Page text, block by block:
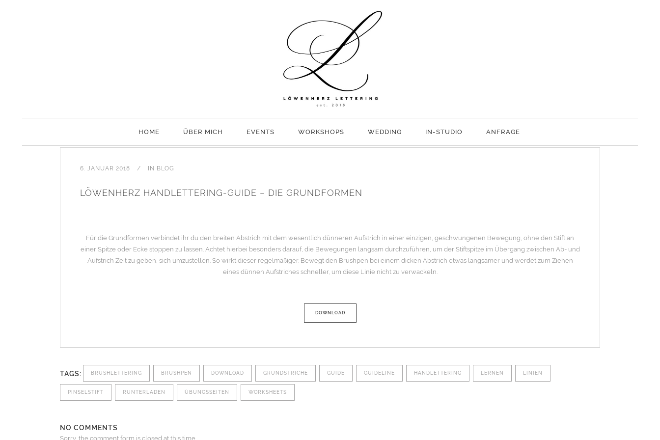
HOME ÜBER MICH EVENTS WORKSHOPS WEDDING IN-STUDIO ANFRAGE
6. JANUAR 2018 IN BLOG
LÖWENHERZ HANDLETTERING-GUIDE – DIE GRUNDFORMEN
Für die Grundformen verbindet ihr du den breiten Abstrich mit dem wesentlich dünneren Aufstrich in einer einzigen, geschwungenen Bewegung, ohne den Stift an
einer Spitze oder Ecke stoppen zu lassen. Achtet hierbei besonders darauf, die Bewegungen langsam durchzuführen, um der Stiftspitze im Übergang zwischen Ab- und
Aufstrich Zeit zu geben, sich umzustellen. So wirkt dieser regelmäßiger. Bewegt den Brushpen bei einem dicken Abstrich etwas langsamer und werdet zum Ziehen
eines dünnen Aufstriches schneller, um diese Linie nicht zu verwackeln.
DOWNLOAD
TAGS: BRUSHLETTERING BRUSHPEN DOWNLOAD GRUNDSTRICHE GUIDE GUIDELINE HANDLETTERING LERNEN LINIEN
PINSELSTIFT RUNTERLADEN ÜBUNGSSEITEN WORKSHEETS
NO COMMENTS
Sorry, the comment form is closed at this time.